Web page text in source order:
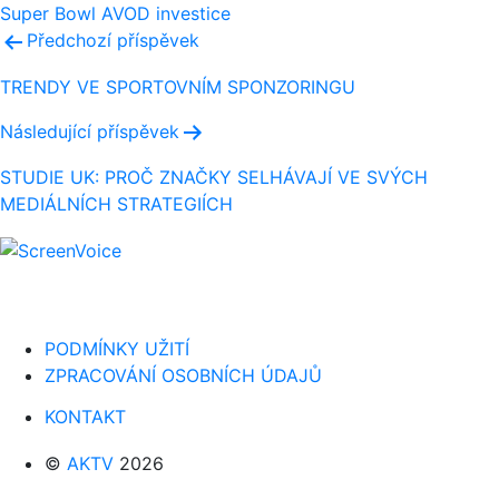
Super Bowl AVOD investice
Navigace
pro
příspěvek
Předchozí příspěvek
TRENDY VE SPORTOVNÍM SPONZORINGU
Následující příspěvek
STUDIE UK: PROČ ZNAČKY SELHÁVAJÍ VE SVÝCH
MEDIÁLNÍCH STRATEGIÍCH
PODMÍNKY UŽITÍ
ZPRACOVÁNÍ OSOBNÍCH ÚDAJŮ
KONTAKT
© AKTV 2026